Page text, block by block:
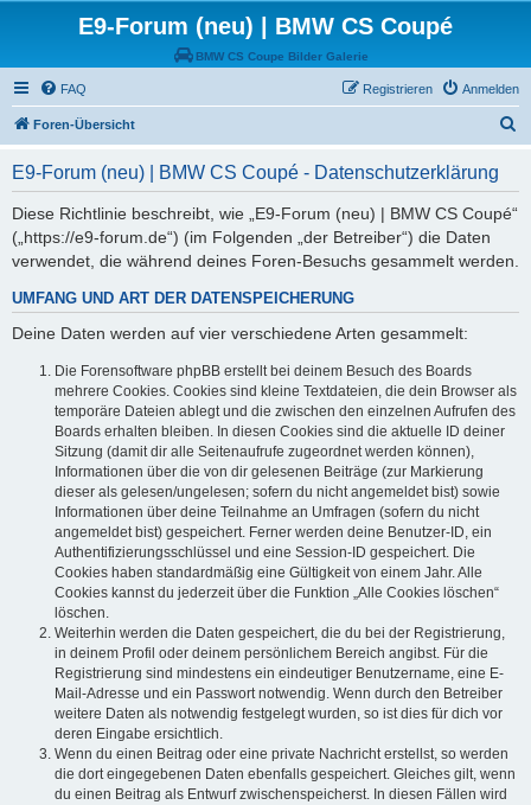
E9-Forum (neu) | BMW CS Coupé
BMW CS Coupe Bilder Galerie
FAQ Anmelden
Registrieren
Foren-Übersicht
E9-Forum (neu) | BMW CS Coupé - Datenschutzerklärung
Diese Richtlinie beschreibt, wie „E9-Forum (neu) | BMW CS Coupé“
(„https://e9-forum.de“) (im Folgenden „der Betreiber“) die Daten
verwendet, die während deines Foren-Besuchs gesammelt werden.
UMFANG UND ART DER DATENSPEICHERUNG
Deine Daten werden auf vier verschiedene Arten gesammelt:
Die Forensoftware phpBB erstellt bei deinem Besuch des Boards
mehrere Cookies. Cookies sind kleine Textdateien, die dein Browser als
temporäre Dateien ablegt und die zwischen den einzelnen Aufrufen des
Boards erhalten bleiben. In diesen Cookies sind die aktuelle ID deiner
Sitzung (damit dir alle Seitenaufrufe zugeordnet werden können),
Informationen über die von dir gelesenen Beiträge (zur Markierung
dieser als gelesen/ungelesen; sofern du nicht angemeldet bist) sowie
Informationen über deine Teilnahme an Umfragen (sofern du nicht
angemeldet bist) gespeichert. Ferner werden deine Benutzer-ID, ein
Authentifizierungsschlüssel und eine Session-ID gespeichert. Die
Cookies haben standardmäßig eine Gültigkeit von einem Jahr. Alle
Cookies kannst du jederzeit über die Funktion „Alle Cookies löschen“
löschen.
Weiterhin werden die Daten gespeichert, die du bei der Registrierung,
in deinem Profil oder deinem persönlichem Bereich angibst. Für die
Registrierung sind mindestens ein eindeutiger Benutzername, eine E-
Mail-Adresse und ein Passwort notwendig. Wenn durch den Betreiber
weitere Daten als notwendig festgelegt wurden, so ist dies für dich vor
deren Eingabe ersichtlich.
Wenn du einen Beitrag oder eine private Nachricht erstellst, so werden
die dort eingegebenen Daten ebenfalls gespeichert. Gleiches gilt, wenn
du einen Beitrag als Entwurf zwischenspeicherst. In diesen Fällen wird